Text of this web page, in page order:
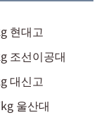
현대고
조선이공대
대신고
울산대